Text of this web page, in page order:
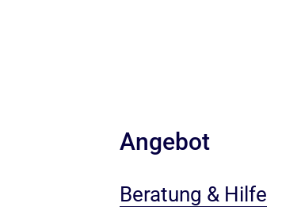
Angebot
Beratung & Hilfe